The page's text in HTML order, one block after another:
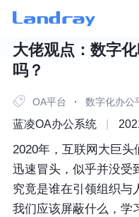
大佬观点：数字
吗？
OA平台 · 数字化办公
蓝凌OA办公系统
2020年，互联网大巨
迅速冒头，似乎并没受
究竟是谁在引领组织与
我们应该屏蔽什么，学